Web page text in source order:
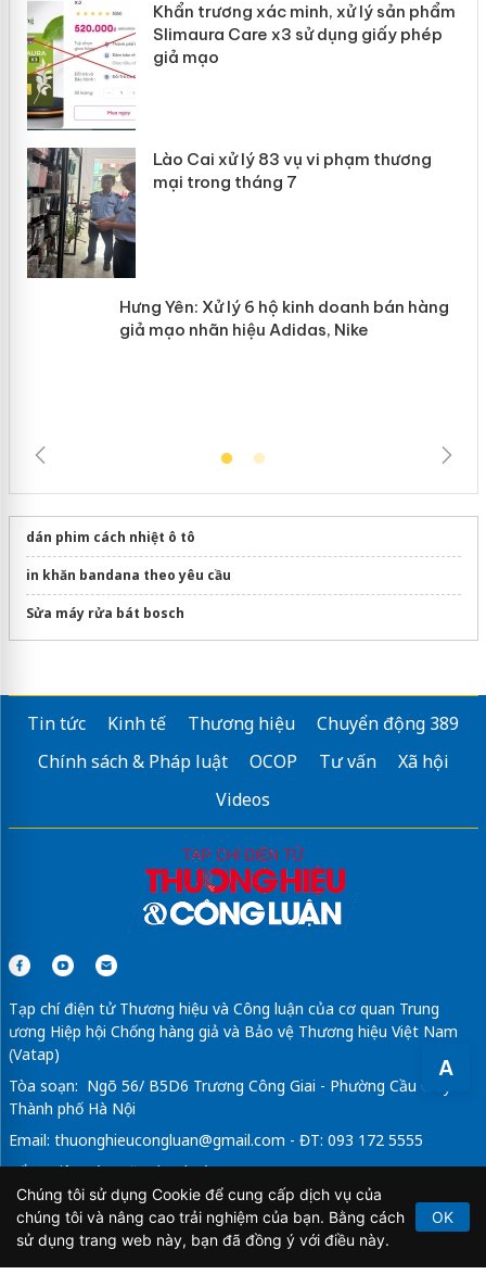
A
Khẩn trương xác minh, xử lý sản phẩm
Slimaura Care x3 sử dụng giấy phép
giả mạo
Lào Cai xử lý 83 vụ vi phạm thương
mại trong tháng 7
Hưng Yên: Xử lý 6 hộ kinh doanh bán
hàng giả mạo nhãn hiệu Adidas, Nike
dán phim cách nhiệt ô tô
in khăn bandana theo yêu cầu
Sửa máy rửa bát bosch
Tin tức Kinh tế Thương hiệu
Chuyển động 389
Chính sách & Pháp luật
OCOP Tư vấn
Xã hội
Videos
Tạp chí điện tử Thương hiệu và Công luận của cơ quan Trung
ương Hiệp hội Chống hàng giả và Bảo vệ Thương hiệu Việt Nam
(Vatap)
Tòa soạn: Ngõ 56/ B5D6 Trương Công Giai - Phường Cầu Giấy -
Thành phố Hà Nội
Email: thuonghieucongluan@gmail.com - ĐT: 093 172 5555
Tổng Biên Tập: Vũ Đức Thuận
Giấy phép hoạt động báo chí điện tử số 64/GP-BTTTT do Bộ
Thông tin và Truyền thông cấp ngày 21/2/2020.
Chúng tôi sử dụng Cookie để cung cấp dịch vụ của
chúng tôi và nâng cao trải nghiệm của bạn. Bằng cách
sử dụng trang web này, bạn đã đồng ý với điều này.
OK